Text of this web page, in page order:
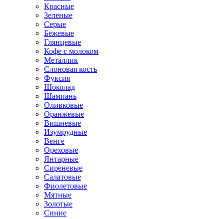
Красные
Зеленые
Серые
Бежевые
Глянцевые
Кофе с молоком
Металлик
Слоновая кость
Фуксия
Шоколад
Шампань
Оливковые
Оранжевые
Вишневые
Изумрудные
Венге
Ореховые
Янтарные
Сиреневые
Салатовые
Фиолетовые
Мятные
Золотые
Синие